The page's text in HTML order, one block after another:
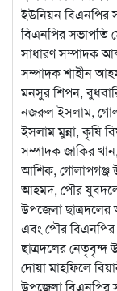
ইউনিয়ন বিএনপির
বিএনপির সভাপতি
সাধারণ সম্পাদক
সম্পাদক শাহীন
মনসুর শিপন,
নজরুল ইসলাম,
ইসলাম মুন্না, কৃষি
সম্পাদক জাকির
আশিক, গোলাপগঞ্জ
আহমদ, পৌর
উপজেলা
এবং পৌর
ছাত্রদলের নেতৃবৃন্দ
দোয়া মাহফিলে
উপজেলা বিএনপির